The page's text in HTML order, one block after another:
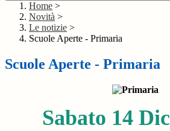
Home >
Novità >
Le notizie >
Scuole Aperte - Primaria
Scuole Aperte - Primaria
Sabato 14